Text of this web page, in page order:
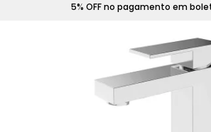
5% OFF no pagamento em